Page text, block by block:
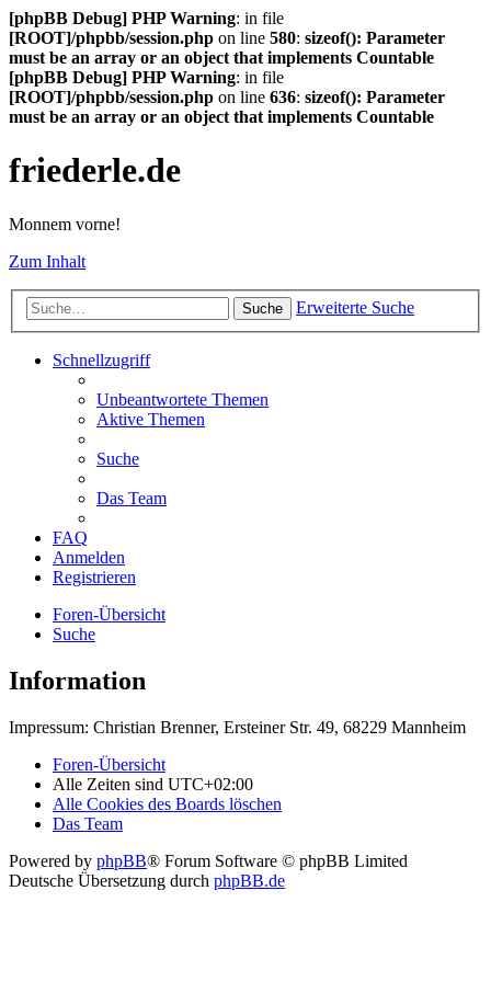
[phpBB Debug] PHP Warning: in file
[ROOT]/phpbb/session.php on line 580: sizeof(): Parameter
must be an array or an object that implements Countable
[phpBB Debug] PHP Warning: in file
[ROOT]/phpbb/session.php on line 636: sizeof(): Parameter
must be an array or an object that implements Countable
friederle.de
Monnem vorne!
Zum Inhalt
Suche Erweiterte Suche
Schnellzugriff
Unbeantwortete Themen
Aktive Themen
Suche
Das Team
FAQ
Anmelden
Registrieren
Foren-Übersicht
Suche
Information
Impressum: Christian Brenner, Ersteiner Str. 49, 68229 Mannheim
Foren-Übersicht
Alle Zeiten sind UTC+02:00
Alle Cookies des Boards löschen
Das Team
Powered by phpBB® Forum Software © phpBB Limited
Deutsche Übersetzung durch phpBB.de